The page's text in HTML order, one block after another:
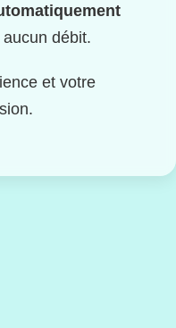
débit.
et votre